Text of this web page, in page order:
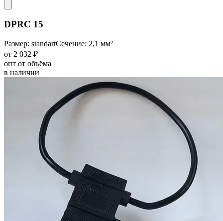
DPRC 15
Размер: standartСечение: 2,1 мм²
от 2 032 ₽
опт от объёма
в наличии